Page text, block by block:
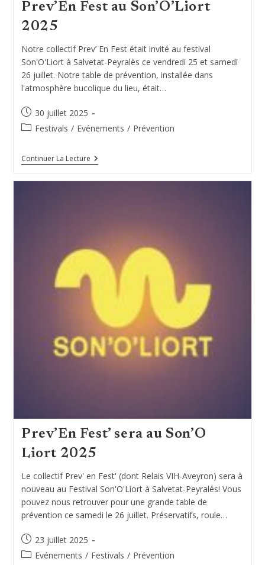
Prev’En Fest au Son’O’Liort
2025
Notre collectif Prev’ En Fest était invité au festival
Son'O'Liort à Salvetat-Peyralès ce vendredi 25 et samedi
26 juillet. Notre table de prévention, installée dans
l'atmosphère bucolique du lieu, était…
Publication
publiée :
30 juillet 2025
PostFestivals / Evénements / Prévention
Continuer La LecturePrev’En
Fest
Prev’En Fest’ sera au Son’O
Liort 2025
Le collectif Prev' en Fest' (dont Relais VIH-Aveyron) sera à
nouveau au Festival Son'O'Liort à Salvetat-Peyralés! Vous
pouvez nous retrouver pour une grande table de
prévention ce samedi le 26 juillet. Préservatifs, roule…
Publication
publiée :
23 juillet 2025
PostEvénements / Festivals / Prévention